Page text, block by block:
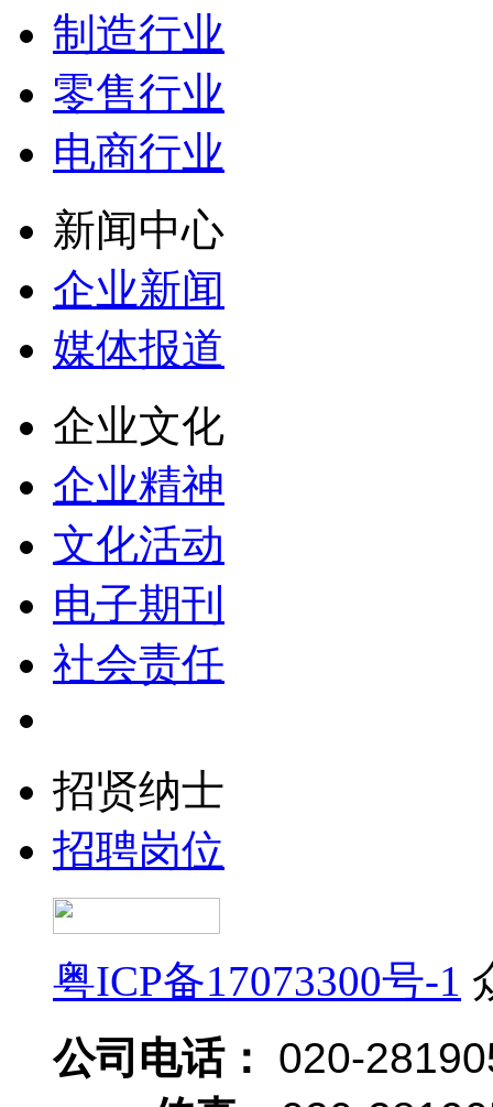
制造行业
零售行业
电商行业
新闻中心
企业新闻
媒体报道
企业文化
企业精神
文化活动
电子期刊
社会责任
招贤纳士
招聘岗位
粤ICP备17073300号-1
公司电话： 020-